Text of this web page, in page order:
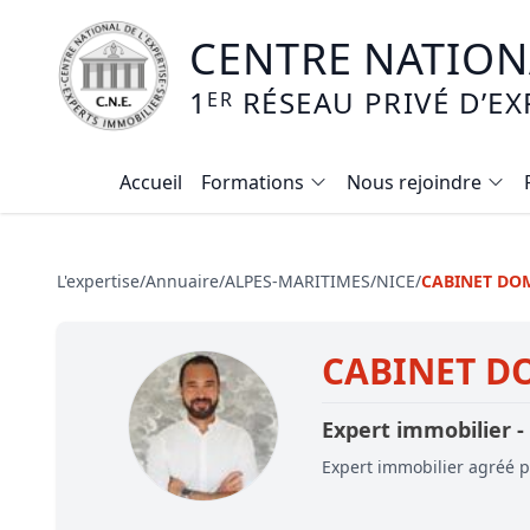
CENTRE
1 ER RÉSEAU PRIVÉ
Accueil
Formations
Formation expertise immobilière /
Expertise viager
E-learning - Connaitre et maitriser
Mise en copropriété
Nous rejoindre
L'expertise/Annuaire/ALPES-MARITIMES/NICE/CABINET
CABINET
Expert immobilier -
Expert immobilier agréé